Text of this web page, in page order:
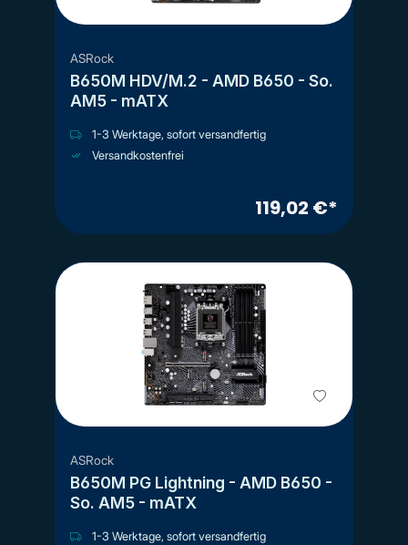
ASRock
B650M HDV/M.2 - AMD B650 - So.
AM5 - mATX
1-3 Werktage, sofort versandfertig
Versandkostenfrei
119,02 €*
ASRock
B650M PG Lightning - AMD B650 -
So. AM5 - mATX
1-3 Werktage, sofort versandfertig